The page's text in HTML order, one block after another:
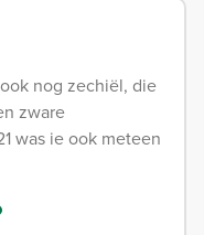
nog zechiël, die
zware
was ie ook meteen